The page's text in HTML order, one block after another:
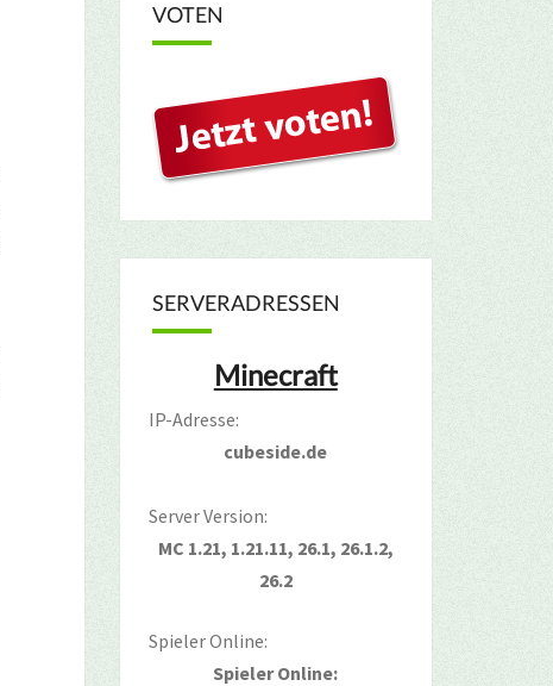
VOTEN
SERVERADRESSEN
Minecraft
IP-Adresse:
cubeside.de
Server Version:
MC 1.21, 1.21.11, 26.1, 26.1.2,
26.2
Spieler Online:
Spieler Online: